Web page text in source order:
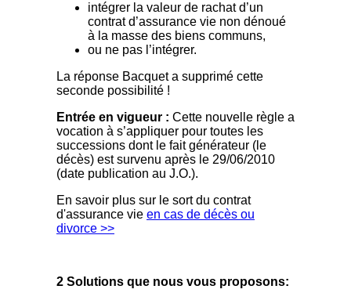
intégrer la valeur de rachat d’un
contrat d’assurance vie non dénoué
à la masse des biens communs,
ou ne pas l’intégrer.
La réponse Bacquet a supprimé cette
seconde possibilité !
Entrée en vigueur : Cette nouvelle règle a
vocation à s’appliquer pour toutes les
successions dont le fait générateur (le
décès) est survenu après le 29/06/2010
(date publication au J.O.).
En savoir plus sur le sort du contrat
d'assurance vie en cas de décès ou
divorce >>
2 Solutions que nous vous proposons: